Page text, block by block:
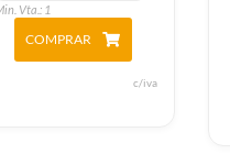
Vta.: 1
COMPRAR
c/iva